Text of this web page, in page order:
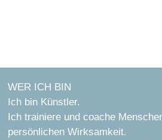
WER ICH BIN
Ich bin Künstler.
Ich trainiere und coache
persönlichen Wirksamkeit.